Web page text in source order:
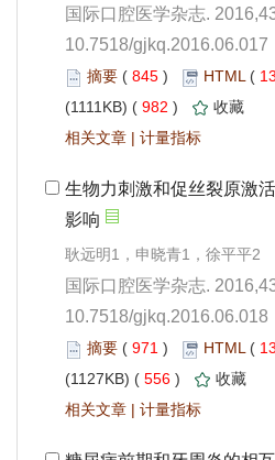
10.7518/gjkq.2016.06.017
845 ) 13
982 )
|
10.7518/gjkq.2016.06.018
971 ) 13
556 )
|